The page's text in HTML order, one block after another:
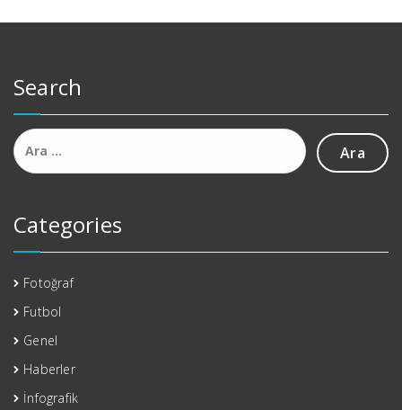
Search
Arama:
Categories
Fotoğraf
Futbol
Genel
Haberler
İnfografik